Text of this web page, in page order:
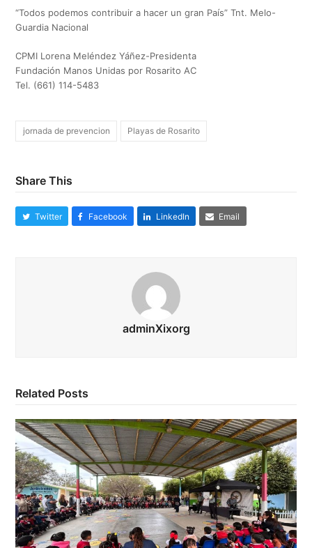
“Todos podemos contribuir a hacer un gran País” Tnt. Melo-
Guardia Nacional
CPMI Lorena Meléndez Yáñez-Presidenta
Fundación Manos Unidas por Rosarito AC
Tel. (661) 114-5483
jornada de prevencion Playas de Rosarito
Share This
Twitter Facebook LinkedIn Email
adminXixorg
Related Posts